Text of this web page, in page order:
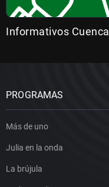
Informativos Cuenca
PROGRAMAS
Más de uno
Julia en la onda
La brújula